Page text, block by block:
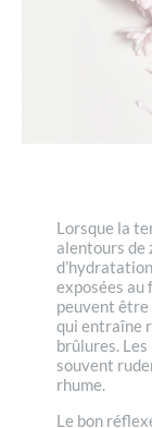
Lorsque la
alentours de
exposées au
peuvent être
qui entraîne
brûlures.
souvent
rhume.
Le bon